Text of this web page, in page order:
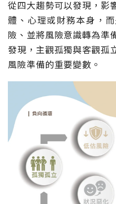
從四大趨勢可以發現，影
體、心理或財務本身，
險、並將風險意識轉為準
發現，主觀孤獨與客觀孤
風險準備的重要變數。